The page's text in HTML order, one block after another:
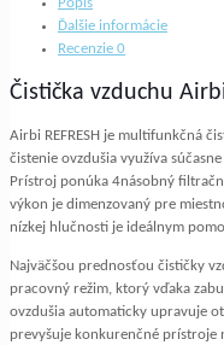
Popis
Ďalšie informácie
Recenzie 0
Čistička vzduchu Airbi
Airbi REFRESH je multifunkčná
čistenie ovzdušia využíva
Prístroj ponúka 4násobný
výkon je dimenzovaný pre
nízkej hlučnosti je ideálnym
Najväčšou prednosťou čističky
pracovný režim, ktorý vďaka
ovzdušia automaticky upravuje
prevyšuje konkurenčné prístroje